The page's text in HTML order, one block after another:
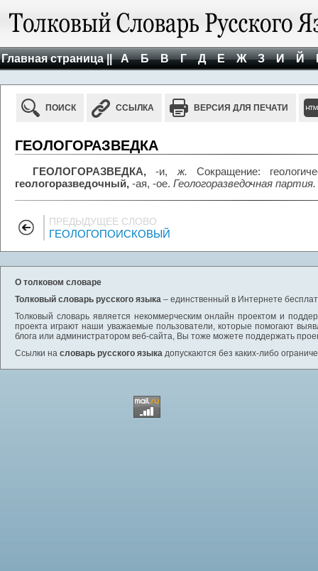
Главная страница || А Б В Г Д Е Ж З И Й
ПОИСК ССЫЛКА ВЕРСИЯ ДЛЯ ПЕЧАТИ
ГЕОЛОГОРАЗВЕДКА
ГЕОЛОГОРАЗВЕДКА, -и, ж. Сокращение:
геологоразведочный, -ая, -ое. Геологоразведочная партия.
ПРЕДЫДУЩЕЕ СЛОВО
ГЕОЛОГОПОИСКОВЫЙ
О толковом словаре
Толковый словарь русского языка – единственный в Интернете
Толковый словарь является некоммерческим онлайн проектом и
проекта играют наши уважаемые пользователи, которые помогают
блога или администратором веб-сайта, Вы тоже можете поддержать
Ссылки на словарь русского языка допускаются без каких-либо